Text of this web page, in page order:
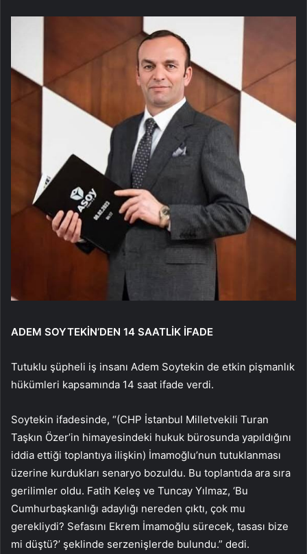
ADEM SOYTEKİN’DEN 14 SAATLİK İFADE
Tutuklu şüpheli iş insanı Adem Soytekin de etkin pişmanlık
hükümleri kapsamında 14 saat ifade verdi.
Soytekin ifadesinde, “(CHP İstanbul Milletvekili Turan
Taşkın Özer’in himayesindeki hukuk bürosunda yapıldığını
iddia ettiği toplantıya ilişkin) İmamoğlu’nun tutuklanması
üzerine kurdukları senaryo bozuldu. Bu toplantıda ara sıra
gerilimler oldu. Fatih Keleş ve Tuncay Yılmaz, ‘Bu
Cumhurbaşkanlığı adaylığı nereden çıktı, çok mu
gerekliydi? Sefasını Ekrem İmamoğlu sürecek, tasası bize
mi düştü?’ şeklinde serzenişlerde bulundu.” dedi.